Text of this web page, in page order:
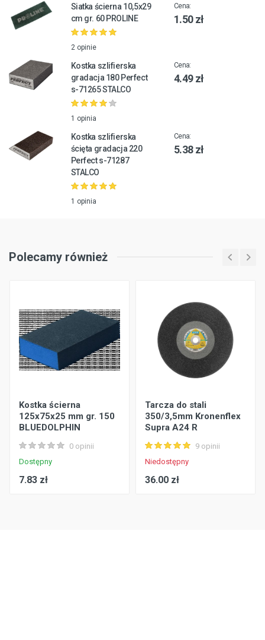
Siatka ścierna 10,5x29
cm gr. 60 PROLINE
2 opinie
Cena:
1.50 zł
Kostka szlifierska
gradacja 180 Perfect
s-71265 STALCO
1 opinia
Cena:
4.49 zł
Kostka szlifierska
ścięta gradacja 220
Perfect s-71287
STALCO
1 opinia
Cena:
5.38 zł
Polecamy również
Kostka ścierna
125x75x25 mm gr. 150
BLUEDOLPHIN
0 opinii
Dostępny
7.83 zł
Tarcza do stali
350/3,5mm Kronenflex
Supra A24 R
9 opinii
Niedostępny
36.00 zł